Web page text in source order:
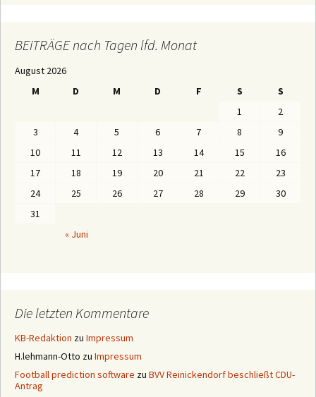
G
n
BEiTRÄGE nach Tagen lfd. Monat
August 2026
M
D M D F S S
« Juni
1
2
3
4 5 6 7 8
9
10
11 12 13 14 15
16
17
18 19 20 21 22
23
24
25 26 27 28 29
30
31
Die letzten Kommentare
KB-Redaktion zu Impressum
H.lehmann-Otto zu Impressum
Football prediction software zu BVV Reinickendorf beschließt CDU-
Antrag